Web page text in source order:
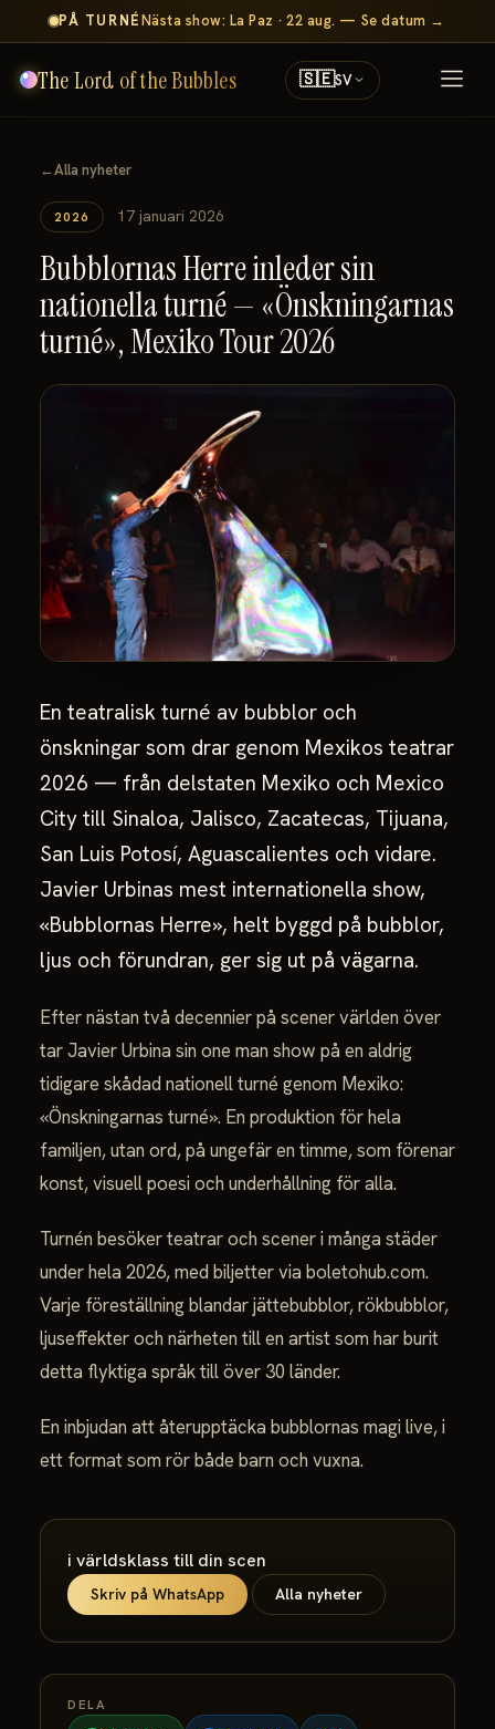
PÅ TURNÉNästa show: La Paz · 22 aug. — Se datum →
The Lord of the Bubbles 🇸🇪SV
←Alla nyheter
2026 17 januari 2026
Bubblornas Herre inleder sin
nationella turné — «Önskningarnas
turné», Mexiko Tour 2026
En teatralisk turné av bubblor och
önskningar som drar genom Mexikos teatrar
2026 — från delstaten Mexiko och Mexico
City till Sinaloa, Jalisco, Zacatecas, Tijuana,
San Luis Potosí, Aguascalientes och vidare.
Javier Urbinas mest internationella show,
«Bubblornas Herre», helt byggd på bubblor,
ljus och förundran, ger sig ut på vägarna.
Efter nästan två decennier på scener världen över
tar Javier Urbina sin one man show på en aldrig
tidigare skådad nationell turné genom Mexiko:
«Önskningarnas turné». En produktion för hela
familjen, utan ord, på ungefär en timme, som förenar
konst, visuell poesi och underhållning för alla.
Turnén besöker teatrar och scener i många städer
under hela 2026, med biljetter via boletohub.com.
Varje föreställning blandar jättebubblor, rökbubblor,
ljuseffekter och närheten till en artist som har burit
detta flyktiga språk till över 30 länder.
En inbjudan att återupptäcka bubblornas magi live, i
ett format som rör både barn och vuxna.
i världsklass till din scen
Skriv på WhatsApp Alla nyheter
DELA